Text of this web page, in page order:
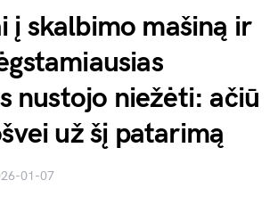
į skalbimo mašiną ir
nustojo niežėti: ačiū
už šį patarimą
01-07